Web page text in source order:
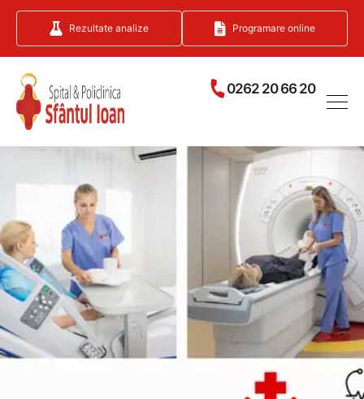
0262 20 66 20
Rezultate analize Programare online